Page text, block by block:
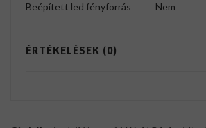
Beépített led fényforrás
Nem
ÉRTÉKELÉSEK (0)